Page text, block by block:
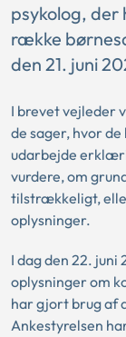
psykolog,
række
den 21. juni
I brevet vejleder
de sager, hvor
udarbejde
vurdere, om
tilstrækkeligt,
oplysninger.
I dag den 22.
oplysninger om
har gjort brug af
Ankestyrelsen